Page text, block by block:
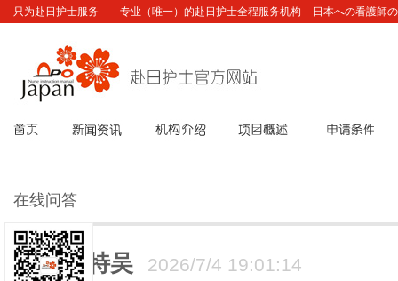
只为赴日护士服务——专业（唯一）的赴日护士全程服务机构 日本への看護師
在线问答
比特吴
2026/7/4 19:01:14